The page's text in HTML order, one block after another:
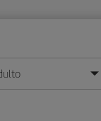
mes/año